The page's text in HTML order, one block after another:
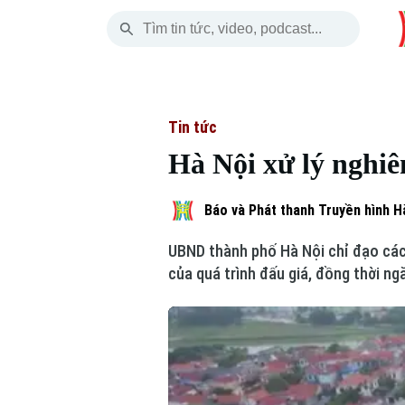
Chính trị
Xã hội
An ninh trật tự
Người Hà Nội
Khoảnh khắc Hà
Ẩm thực
Quân sự
Hồ sơ
Người
Tin tức
Hà Nội xử lý
Báo và Phát thanh Truyền hình
UBND thành phố Hà Nội chỉ đạo
của quá trình đấu giá, đồng thời
Skip Ad